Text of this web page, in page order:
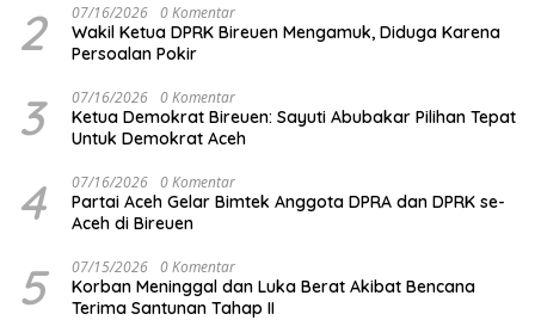
2 07/16/2026 0 Komentar
Wakil Ketua DPRK Bireuen Mengamuk, Diduga Karena
Persoalan Pokir
3 07/16/2026 0 Komentar
Ketua Demokrat Bireuen: Sayuti Abubakar Pilihan Tepat
Untuk Demokrat Aceh
4 07/16/2026 0 Komentar
Partai Aceh Gelar Bimtek Anggota DPRA dan DPRK se-
Aceh di Bireuen
5 07/15/2026 0 Komentar
Korban Meninggal dan Luka Berat Akibat Bencana
Terima Santunan Tahap II